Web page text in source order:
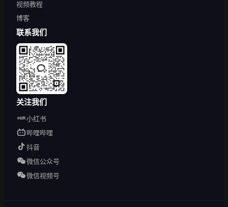
视频教程
博客
联系我们
关注我们
小红书
哔哩哔哩
抖音
微信公众号
微信视频号